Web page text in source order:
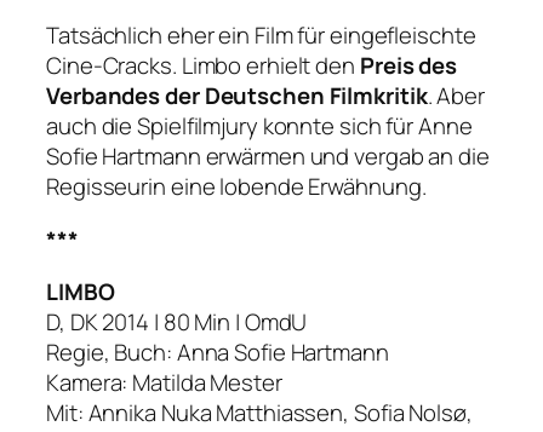
Tatsächlich eher ein Film für eingefleischte
Cine-Cracks. Limbo erhielt den Preis des
Verbandes der Deutschen Filmkritik. Aber
auch die Spielfilmjury konnte sich für Anne
Sofie Hartmann erwärmen und vergab an die
Regisseurin eine lobende Erwähnung.
***
LIMBO
D, DK 2014 | 80 Min | OmdU
Regie, Buch: Anna Sofie Hartmann
Kamera: Matilda Mester
Mit: Annika Nuka Matthiassen, Sofia Nolsø,